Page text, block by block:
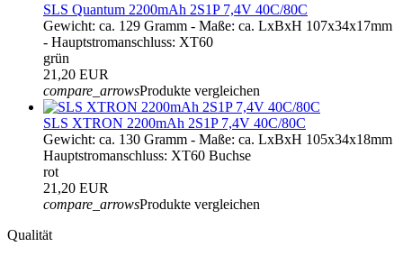
SLS Quantum 2200mAh 2S1P 7,4V 40C/80C
Gewicht: ca. 129 Gramm - Maße: ca. LxBxH 107x34x17mm
- Hauptstromanschluss: XT60
grün
21,20 EUR
compare_arrowsProdukte vergleichen
SLS XTRON 2200mAh 2S1P 7,4V 40C/80C
Gewicht: ca. 130 Gramm - Maße: ca. LxBxH 105x34x18mm
Hauptstromanschluss: XT60 Buchse
rot
21,20 EUR
compare_arrowsProdukte vergleichen
Qualität